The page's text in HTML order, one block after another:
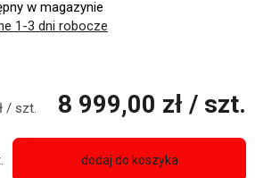
w magazynie
1-3 dni robocze
/ szt. 8 999,00 zł / szt.
dodaj do koszyka